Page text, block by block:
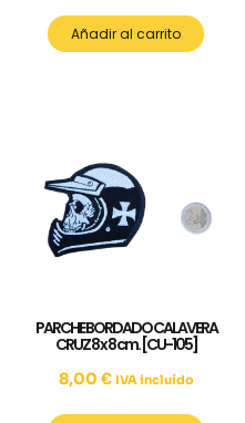
Añadir al carrito
PARCHE BORDADO CALAVERA
CRUZ 8 x 8 cm. [CU-105]
8,00 € IVA incluído